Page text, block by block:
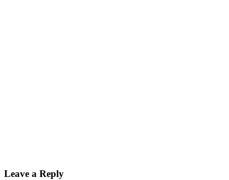
Leave a Reply